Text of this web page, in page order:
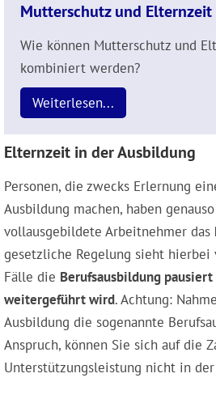
Mutterschutz und Elternzeit
Wie können Mutterschutz und
kombiniert werden?
Weiterlesen...
Elternzeit in der Ausbildung
Personen, die zwecks Erlernung
Ausbildung machen, haben
vollausgebildete Arbeitnehmer das
gesetzliche Regelung sieht hierbei
Fälle die Berufsausbildung pausiert
weitergeführt wird. Achtung:
Ausbildung die sogenannte
Anspruch, können Sie sich auf die
Unterstützungsleistung nicht in